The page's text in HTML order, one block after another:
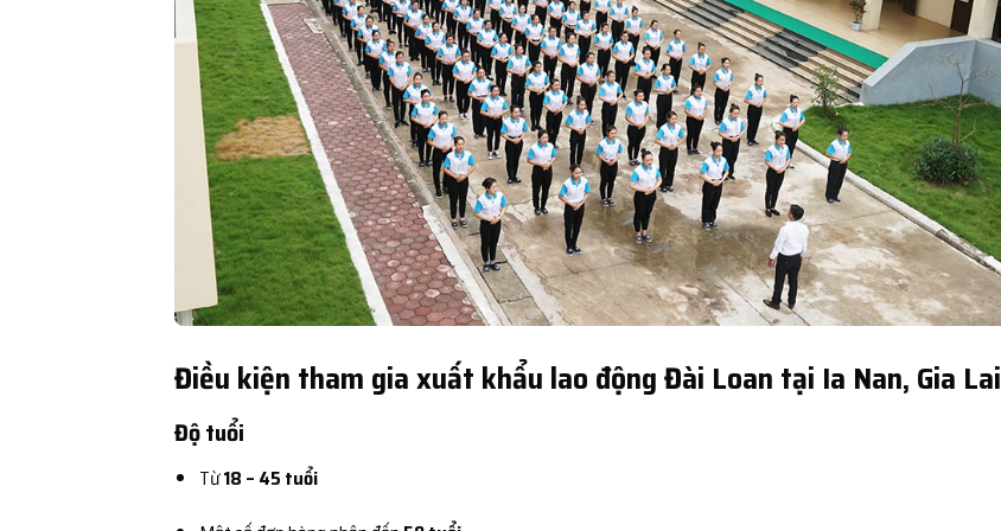
Điều kiện tham gia xuất khẩu lao động Đài Loan tại Ia Nan, Gia Lai
Độ tuổi
Từ18 – 45 tuổi